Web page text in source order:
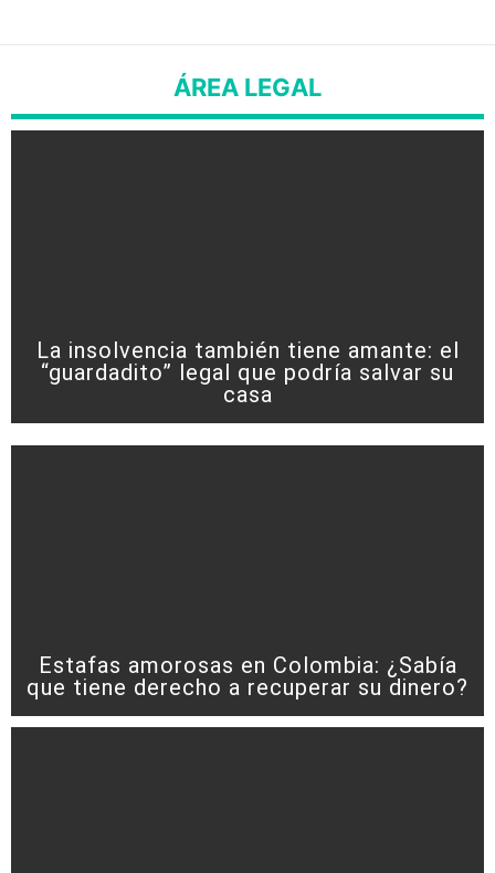
ÁREA LEGAL
La insolvencia también tiene amante: el
“guardadito” legal que podría salvar su
casa
Estafas amorosas en Colombia: ¿Sabía
que tiene derecho a recuperar su dinero?